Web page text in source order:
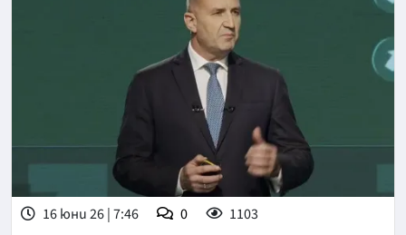
16 юни 26 | 7:46 0 1103